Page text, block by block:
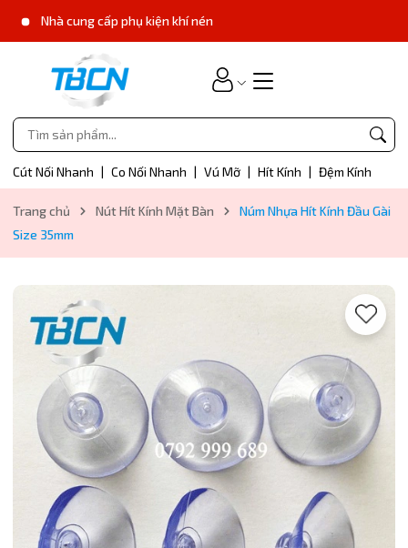
Nhà cung cấp phụ kiện khí nén
Cút Nối Nhanh | Co Nối Nhanh | Vú Mỡ | Hít Kính | Đệm Kính
Trang chủ Nút Hít Kính Mặt Bàn
Núm Nhựa Hít Kính Đầu Gài
Size 35mm